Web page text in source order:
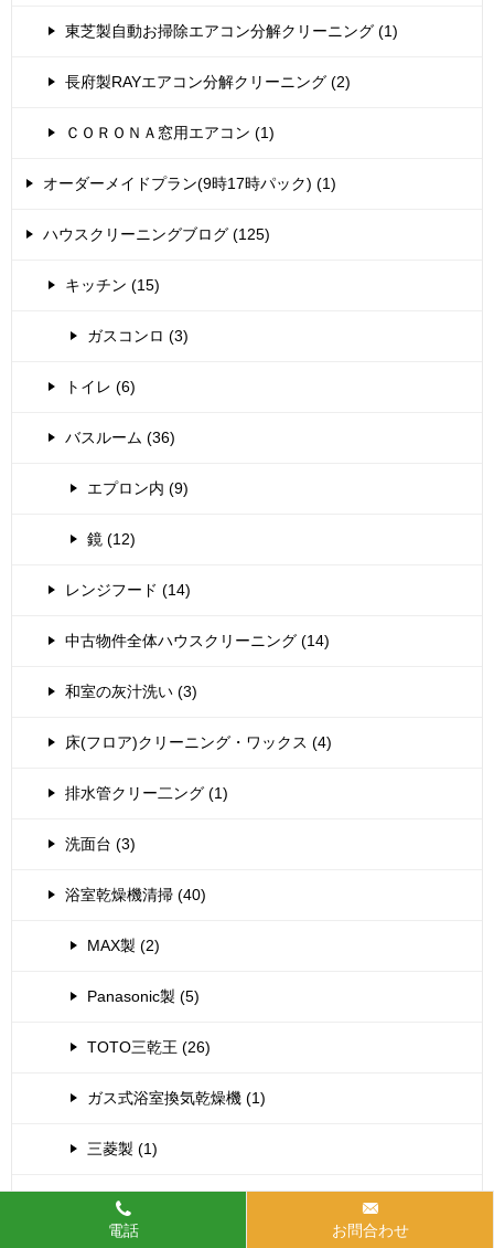
東芝製自動お掃除エアコン分解クリーニング (1)
長府製RAYエアコン分解クリーニング (2)
ＣＯＲＯＮＡ窓用エアコン (1)
オーダーメイドプラン(9時17時パック) (1)
ハウスクリーニングブログ (125)
キッチン (15)
ガスコンロ (3)
トイレ (6)
バスルーム (36)
エプロン内 (9)
鏡 (12)
レンジフード (14)
中古物件全体ハウスクリーニング (14)
和室の灰汁洗い (3)
床(フロア)クリーニング・ワックス (4)
排水管クリー二ング (1)
洗面台 (3)
浴室乾燥機清掃 (40)
MAX製 (2)
Panasonic製 (5)
TOTO三乾王 (26)
ガス式浴室換気乾燥機 (1)
三菱製 (1)
窓、バルコニー (6)
電話 お問合わせ